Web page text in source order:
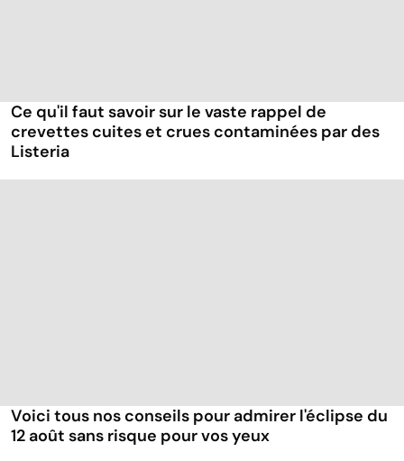
Ce qu'il faut savoir sur le vaste rappel de
crevettes cuites et crues contaminées par des
Listeria
Voici tous nos conseils pour admirer l'éclipse du
12 août sans risque pour vos yeux